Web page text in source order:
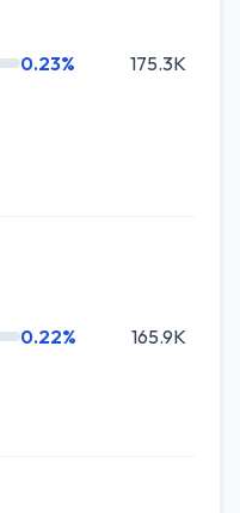
0.23% 175.3K
0.22% 165.9K